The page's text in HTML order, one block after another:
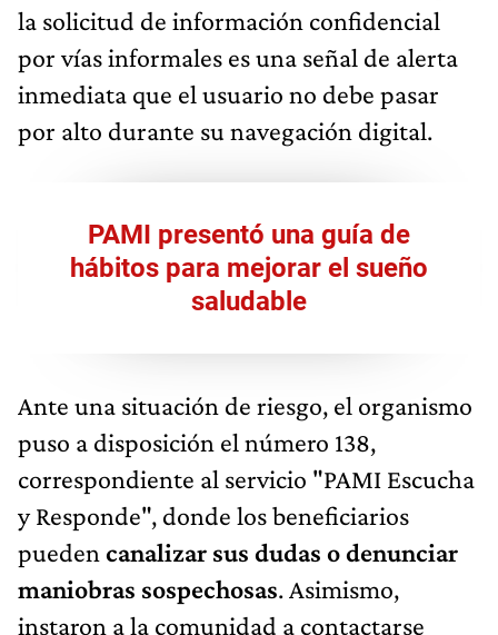
la solicitud de información confidencial
por vías informales es una señal de alerta
inmediata que el usuario no debe pasar
por alto durante su navegación digital.
PAMI presentó una guía de
hábitos para mejorar el sueño
saludable
Ante una situación de riesgo, el organismo
puso a disposición el número 138,
correspondiente al servicio "PAMI Escucha
y Responde", donde los beneficiarios
pueden canalizar sus dudas o denunciar
maniobras sospechosas. Asimismo,
instaron a la comunidad a contactarse